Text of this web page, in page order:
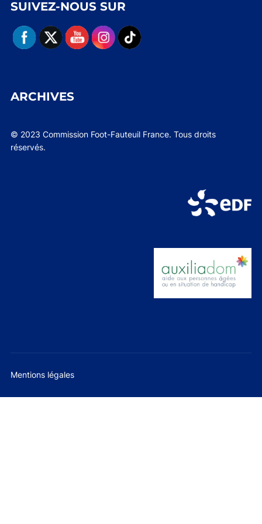
SUIVEZ-NOUS SUR
ARCHIVES
© 2023 Commission Foot-Fauteuil France. Tous droits
réservés.
Mentions légales